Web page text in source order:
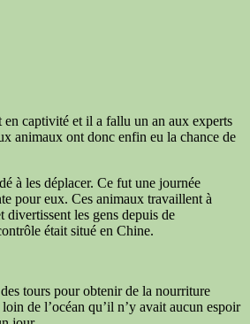
en captivité et il a fallu un an aux experts
animaux ont donc enfin eu la chance de
à les déplacer. Ce fut une journée
pour eux. Ces animaux travaillent à
divertissent les gens depuis de
était situé en Chine.
tours pour obtenir de la nourriture
de l’océan qu’il n’y avait aucun espoir